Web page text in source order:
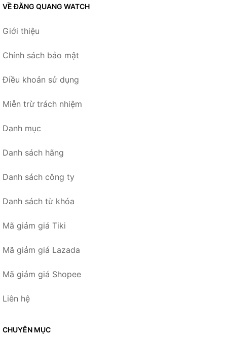
VỀ ĐĂNG QUANG WATCH
Giới thiệu
Chính sách bảo mật
Điều khoản sử dụng
Miễn trừ trách nhiệm
Danh mục
Danh sách hãng
Danh sách công ty
Danh sách từ khóa
Mã giảm giá Tiki
Mã giảm giá Lazada
Mã giảm giá Shopee
Liên hệ
CHUYÊN MỤC